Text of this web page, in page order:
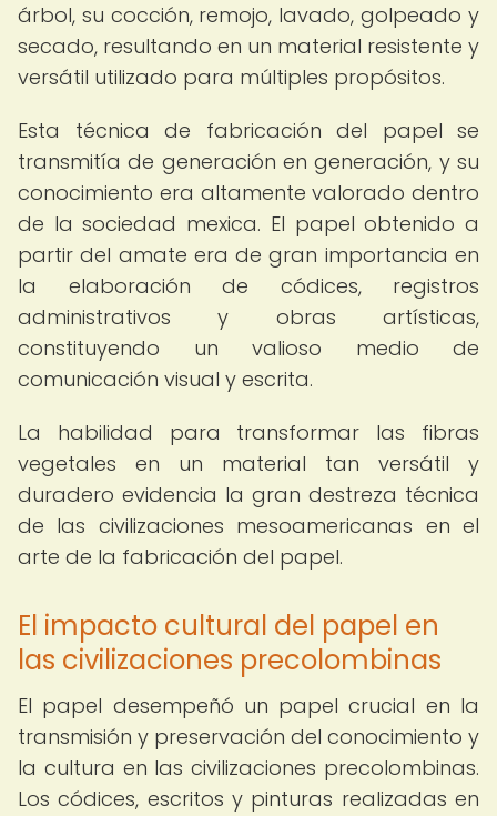
árbol, su cocción, remojo, lavado, golpeado y
secado, resultando en un material resistente y
versátil utilizado para múltiples propósitos.
Esta técnica de fabricación del papel se
transmitía de generación en generación, y su
conocimiento era altamente valorado dentro
de la sociedad mexica. El papel obtenido a
partir del amate era de gran importancia en
la elaboración de códices, registros
administrativos y obras artísticas,
constituyendo un valioso medio de
comunicación visual y escrita.
La habilidad para transformar las fibras
vegetales en un material tan versátil y
duradero evidencia la gran destreza técnica
de las civilizaciones mesoamericanas en el
arte de la fabricación del papel.
El impacto cultural del papel en
las civilizaciones precolombinas
El papel desempeñó un papel crucial en la
transmisión y preservación del conocimiento y
la cultura en las civilizaciones precolombinas.
Los códices, escritos y pinturas realizadas en